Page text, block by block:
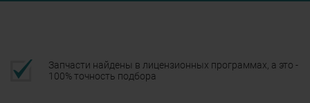
Запчасти найдены в лицензионных программах, а это -
100% точность подбора